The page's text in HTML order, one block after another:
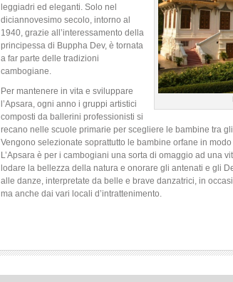
leggiadri ed eleganti. Solo nel
diciannovesimo secolo, intorno al
1940, grazie all’interessamento della
principessa di Buppha Dev, è tornata
a far parte delle tradizioni
cambogiane.
Per mantenere in vita e sviluppare
l’Apsara, ogni anno i gruppi artistici
composti da ballerini professionisti si
recano nelle scuole primarie per scegliere le bambine tra
Vengono selezionate soprattutto le bambine orfane in
L’Apsara è per i cambogiani una sorta di omaggio ad una
lodare la bellezza della natura e onorare gli antenati e gli
alle danze, interpretate da belle e brave danzatrici, in
ma anche dai vari locali d’intrattenimento.